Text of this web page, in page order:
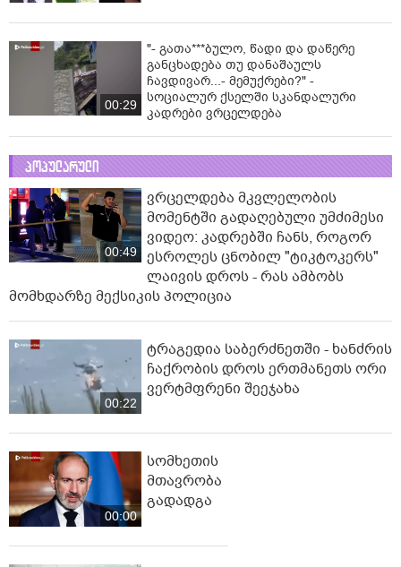
00:29
"- გათა***ბულო, წადი და დაწერე
განცხადება თუ დანაშაულს
ჩავდივარ...- მემუქრები?" -
სოციალურ ქსელში სკანდალური
კადრები ვრცელდება
პოპულარული
00:49
ვრცელდება მკვლელობის
მომენტში გადაღებული უმძიმესი
ვიდეო: კადრებში ჩანს, როგორ
ესროლეს ცნობილ "ტიკტოკერს"
ლაივის დროს - რას ამბობს
მომხდარზე მექსიკის პოლიცია
00:22
ტრაგედია საბერძნეთში - ხანძრის
ჩაქრობის დროს ერთმანეთს ორი
ვერტმფრენი შეეჯახა
00:00
სომხეთის
მთავრობა
გადადგა